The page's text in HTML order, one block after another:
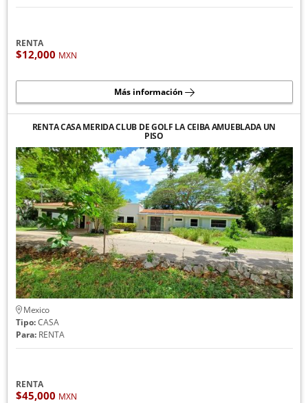
RENTA
$12,000 MXN
Más información
RENTA CASA MERIDA CLUB DE GOLF LA CEIBA AMUEBLADA UN
PISO
Mexico
Tipo:CASA
Para:RENTA
RENTA
$45,000 MXN